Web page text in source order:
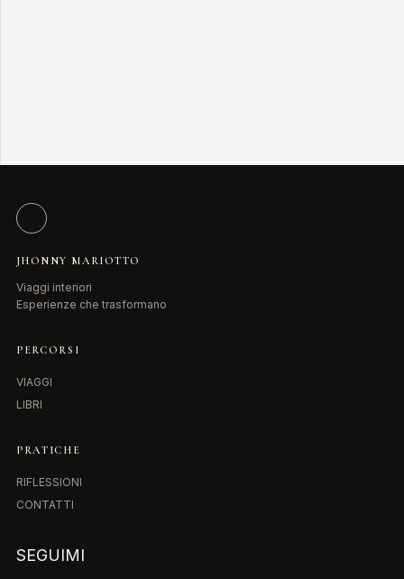
JHONNY MARIOTTO
Viaggi interiori
Esperienze che trasformano
PERCORSI
VIAGGI
LIBRI
PRATICHE
RIFLESSIONI
CONTATTI
SEGUIMI